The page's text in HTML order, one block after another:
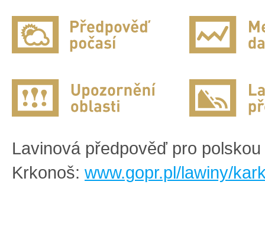
Lavinová předpověď pro
Krkonoš: www.gopr.pl/lawiny/